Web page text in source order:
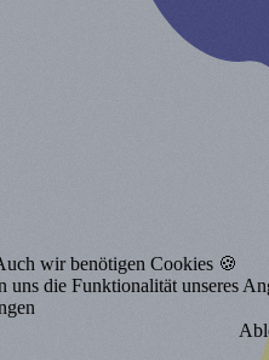
wir benötigen Cookies 🍪
uns die Funktionalität unseres